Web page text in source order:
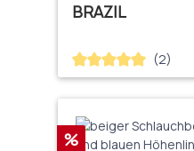
BRAZIL
Durchschnittliche
(2)
Rabatt
%